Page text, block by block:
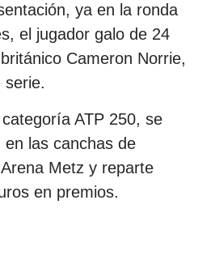
ya en la ronda
el jugador galo de 24
Cameron Norrie,
serie.
ATP 250, se
las canchas de
Metz y reparte
en premios.